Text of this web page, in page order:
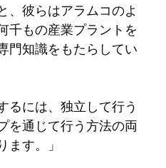
、彼らはアラムコのよ
千もの産業プラントを
門知識をもたらしてい
るには、独立して行う
を通じて行う方法の両
す。」